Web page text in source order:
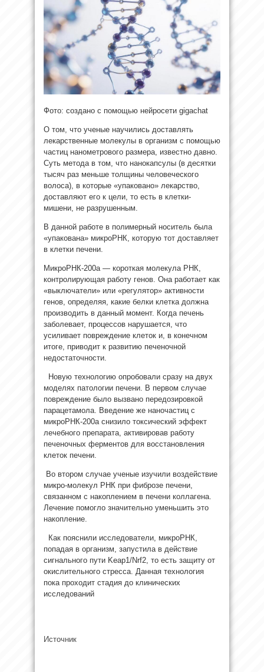
Фото: создано с помощью нейросети gigachat
О том, что ученые научились доставлять
лекарственные молекулы в организм с помощью
частиц нанометрового размера, известно давно.
Суть метода в том, что нанокапсулы (в десятки
тысяч раз меньше толщины человеческого
волоса), в которые «упаковано» лекарство,
доставляют его к цели, то есть в клетки-
мишени, не разрушенным.
В данной работе в полимерный носитель была
«упакована» микроРНК, которую тот доставляет
в клетки печени.
МикроРНК-200a — короткая молекула РНК,
контролирующая работу генов. Она работает как
«выключатели» или «регулятор» активности
генов, определяя, какие белки клетка должна
производить в данный момент. Когда печень
заболевает, процессов нарушается, что
усиливает повреждение клеток и, в конечном
итоге, приводит к развитию печеночной
недостаточности.
Новую технологию опробовали сразу на двух
моделях патологии печени. В первом случае
повреждение было вызвано передозировкой
парацетамола. Введение же наночастиц с
микроРНК-200a снизило токсический эффект
лечебного препарата, активировав работу
печеночных ферментов для восстановления
клеток печени.
Во втором случае ученые изучили воздействие
микро-молекул РНК при фиброзе печени,
связанном с накоплением в печени коллагена.
Лечение помогло значительно уменьшить это
накопление.
Как пояснили исследователи, микроРНК,
попадая в организм, запустила в действие
сигнального пути Keap1/Nrf2, то есть защиту от
окислительного стресса. Данная технология
пока проходит стадия до клинических
исследований
Источник